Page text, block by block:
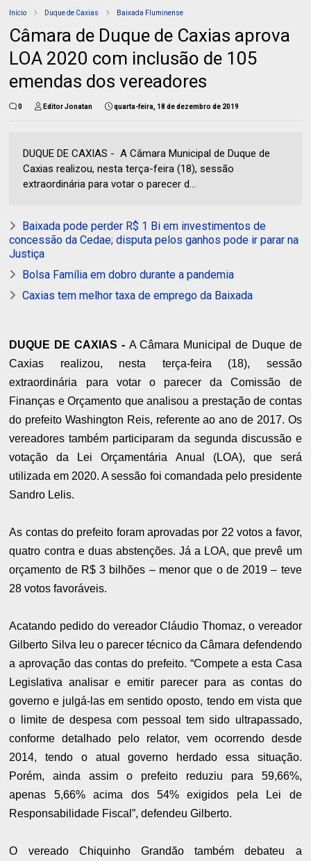
Início Duque de Caxias Baixada Fluminense
Câmara de Duque de Caxias aprova
LOA 2020 com inclusão de 105
emendas dos vereadores
0 Editor Jonatan quarta-feira, 18 de dezembro de 2019
DUQUE DE CAXIAS - A Câmara Municipal de Duque de
Caxias realizou, nesta terça-feira (18), sessão
extraordinária para votar o parecer d...
Baixada pode perder R$ 1 Bi em investimentos de
concessão da Cedae; disputa pelos ganhos pode ir parar na
Justiça
Bolsa Família em dobro durante a pandemia
Caxias tem melhor taxa de emprego da Baixada
DUQUE DE CAXIAS - A Câmara Municipal de Duque de
Caxias realizou, nesta terça-feira (18), sessão
extraordinária para votar o parecer da Comissão de
Finanças e Orçamento que analisou a prestação de contas
do prefeito Washington Reis, referente ao ano de 2017. Os
vereadores também participaram da segunda discussão e
votação da Lei Orçamentária Anual (LOA), que será
utilizada em 2020. A sessão foi comandada pelo presidente
Sandro Lelis.
As contas do prefeito foram aprovadas por 22 votos a favor,
quatro contra e duas abstenções. Já a LOA, que prevê um
orçamento de R$ 3 bilhões – menor que o de 2019 – teve
28 votos favoráveis.
Acatando pedido do vereador Cláudio Thomaz, o vereador
Gilberto Silva leu o parecer técnico da Câmara defendendo
a aprovação das contas do prefeito. “Compete a esta Casa
Legislativa analisar e emitir parecer para as contas do
governo e julgá-las em sentido oposto, tendo em vista que
o limite de despesa com pessoal tem sido ultrapassado,
conforme detalhado pelo relator, vem ocorrendo desde
2014, tendo o atual governo herdado essa situação.
Porém, ainda assim o prefeito reduziu para 59,66%,
apenas 5,66% acima dos 54% exigidos pela Lei de
Responsabilidade Fiscal”, defendeu Gilberto.
O vereado Chiquinho Grandão também debateu a